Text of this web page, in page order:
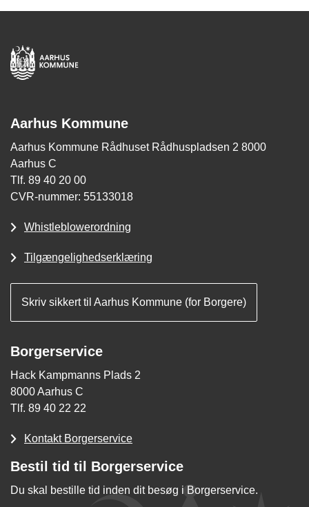
Aarhus Kommune
Aarhus Kommune Rådhuset Rådhuspladsen 2 8000
Aarhus C
Tlf. 89 40 20 00
CVR-nummer: 55133018
Whistleblowerordning
Tilgængelighedserklæring
Skriv sikkert til Aarhus Kommune (for Borgere)
Borgerservice
Hack Kampmanns Plads 2
8000 Aarhus C
Tlf. 89 40 22 22
Kontakt Borgerservice
Bestil tid til Borgerservice
Du skal bestille tid inden dit besøg i Borgerservice.